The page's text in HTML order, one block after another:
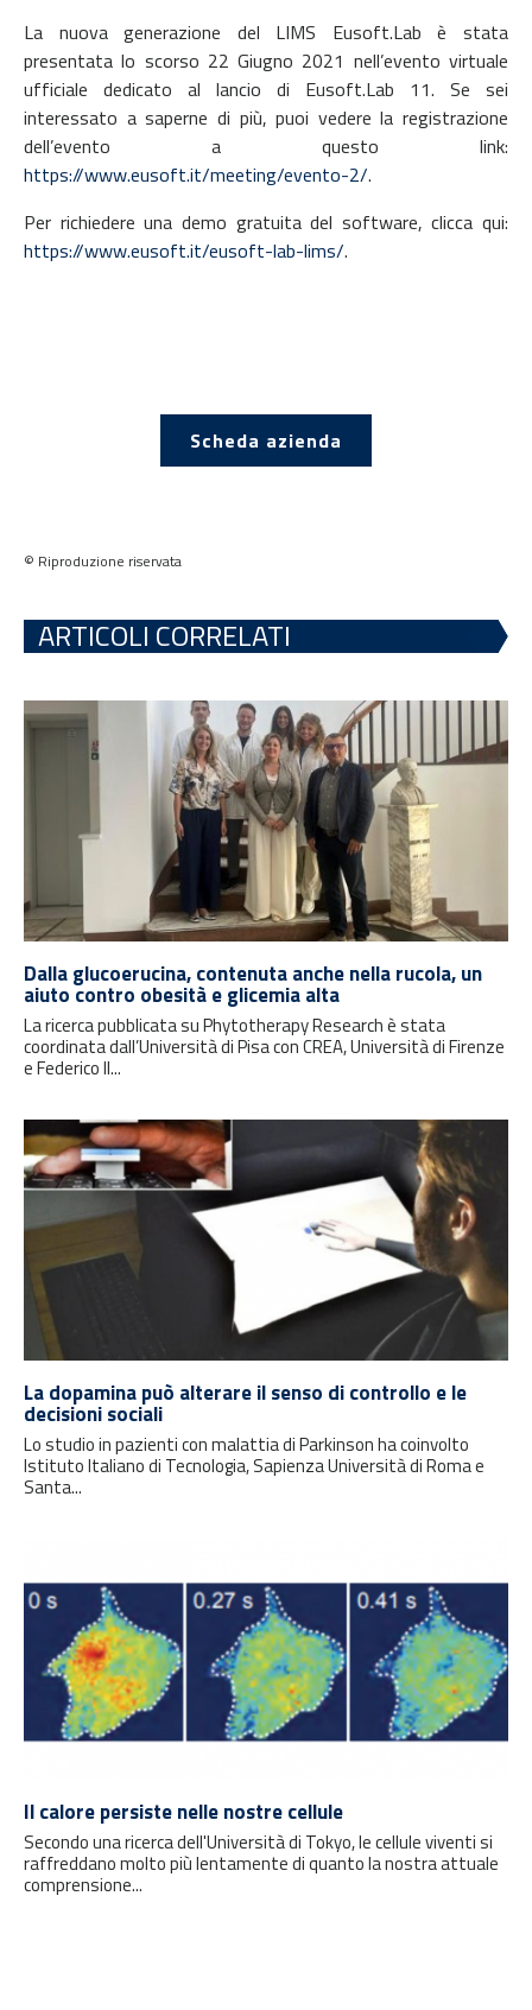
La nuova generazione del LIMS Eusoft.Lab è stata
presentata lo scorso 22 Giugno 2021 nell’evento virtuale
ufficiale dedicato al lancio di Eusoft.Lab 11. Se sei
interessato a saperne di più, puoi vedere la registrazione
dell’evento a questo link:
https://www.eusoft.it/meeting/evento-2/.
Per richiedere una demo gratuita del software, clicca qui:
https://www.eusoft.it/eusoft-lab-lims/.
Scheda azienda
© Riproduzione riservata
ARTICOLI CORRELATI
Dalla glucoerucina, contenuta anche nella rucola, un
aiuto contro obesità e glicemia alta
La ricerca pubblicata su Phytotherapy Research è stata
coordinata dall’Università di Pisa con CREA, Università di Firenze
e Federico II...
La dopamina può alterare il senso di controllo e le
decisioni sociali
Lo studio in pazienti con malattia di Parkinson ha coinvolto
Istituto Italiano di Tecnologia, Sapienza Università di Roma e
Santa...
Il calore persiste nelle nostre cellule
Secondo una ricerca dell'Università di Tokyo, le cellule viventi si
raffreddano molto più lentamente di quanto la nostra attuale
comprensione...